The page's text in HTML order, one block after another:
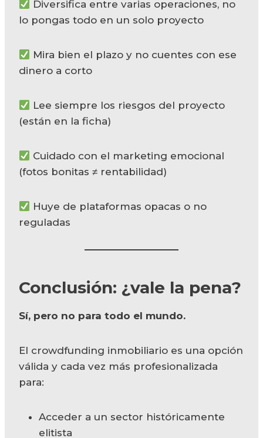
Diversifica entre varias operaciones, no
lo pongas todo en un solo proyecto
Mira bien el plazo y no cuentes con ese
dinero a corto
Lee siempre los riesgos del proyecto
(están en la ficha)
Cuidado con el marketing emocional
(fotos bonitas ≠ rentabilidad)
Huye de plataformas opacas o no
reguladas
Conclusión: ¿vale la pena?
Sí, pero no para todo el mundo.
El crowdfunding inmobiliario es una opción
válida y cada vez más profesionalizada
para:
Acceder a un sector históricamente
elitista